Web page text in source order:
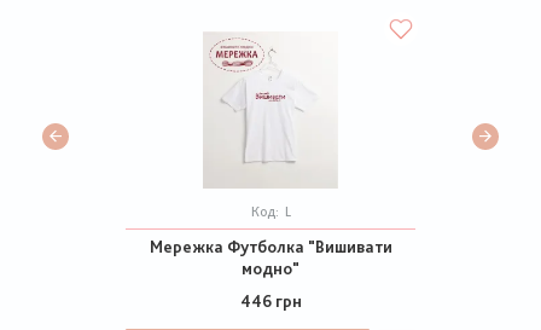
Код: L
Мережка Футболка "Вишивати
модно"
446 грн